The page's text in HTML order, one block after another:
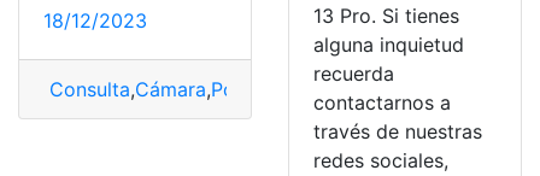
18/12/2023
Consulta,Cámara,Portátil Problemas
13 Pro. Si tienes
alguna inquietud
recuerda
contactarnos a
través de nuestras
redes sociales,